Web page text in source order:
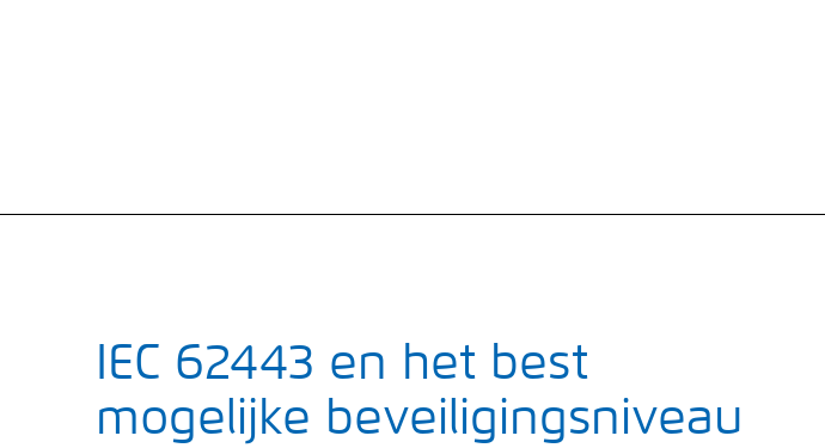
IEC 62443 en het best
mogelijke beveiligingsniveau